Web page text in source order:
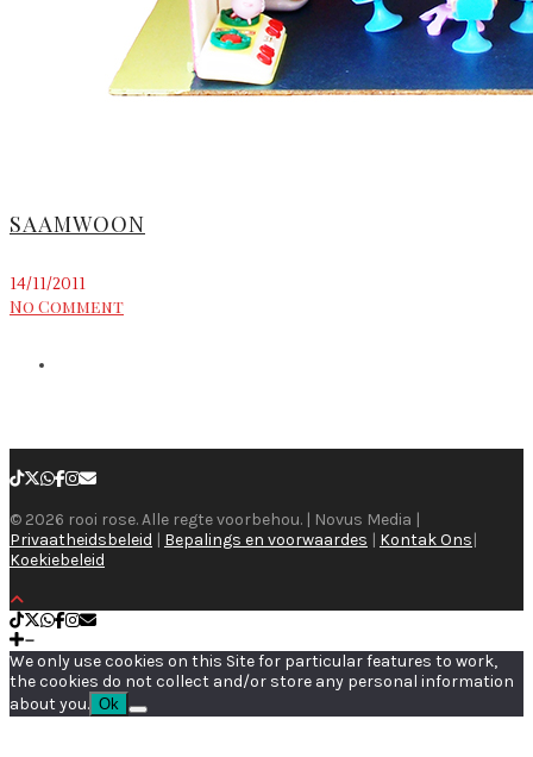
SAAMWOON
14/11/2011
No Comment
© 2026 rooi rose. Alle regte voorbehou. | Novus Media |
Privaatheidsbeleid | Bepalings en voorwaardes | Kontak Ons|
Koekiebeleid
We only use cookies on this Site for particular features to work,
the cookies do not collect and/or store any personal information
about you. Ok